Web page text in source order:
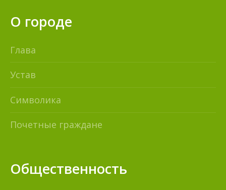
О городе
Глава
Устав
Символика
Почетные граждане
Общественность